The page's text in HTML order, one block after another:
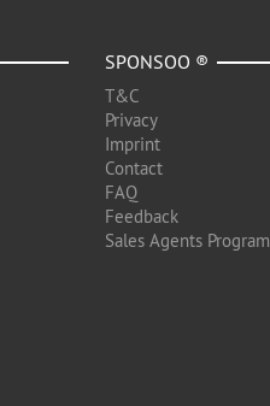
SPONSOO ®
T&C
Privacy
Imprint
Contact
FAQ
Feedback
Sales Agents Program